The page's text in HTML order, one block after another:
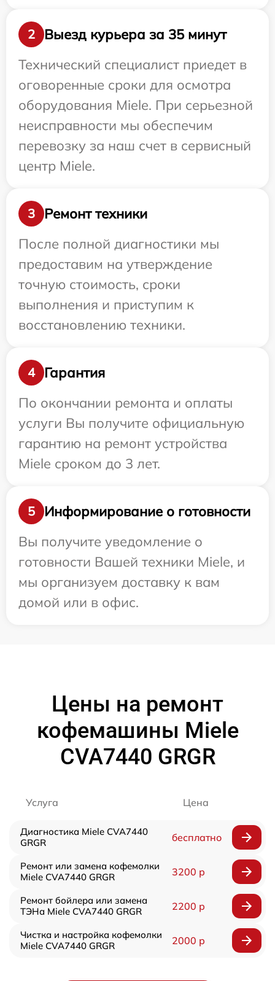
2
Выезд курьера за 35 минут
Технический специалист приедет в
оговоренные сроки для осмотра
оборудования Miele. При серьезной
неисправности мы обеспечим
перевозку за наш счет в сервисный
центр Miele.
3
Ремонт техники
После полной диагностики мы
предоставим на утверждение
точную стоимость, сроки
выполнения и приступим к
восстановлению техники.
4
Гарантия
По окончании ремонта и оплаты
услуги Вы получите официальную
гарантию на ремонт устройства
Miele сроком до 3 лет.
5
Информирование о готовности
Вы получите уведомление о
готовности Вашей техники Miele, и
мы организуем доставку к вам
домой или в офис.
Цены на ремонт
кофемашины Miele
CVA7440 GRGR
Услуга Цена
Диагностика Miele CVA7440
GRGR
бесплатно
Ремонт или замена кофемолки
Miele CVA7440 GRGR
3200 р
Ремонт бойлера или замена
ТЭНа Miele CVA7440 GRGR
2200 р
Чистка и настройка кофемолки
Miele CVA7440 GRGR
2000 р